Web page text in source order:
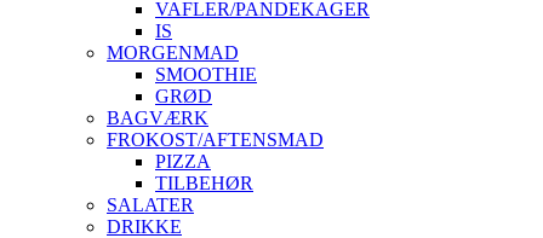
VAFLER/PANDEKAGER
IS
MORGENMAD
SMOOTHIE
GRØD
BAGVÆRK
FROKOST/AFTENSMAD
PIZZA
TILBEHØR
SALATER
DRIKKE